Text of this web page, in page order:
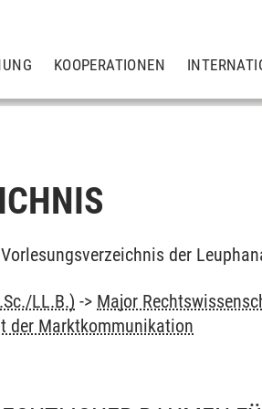
KOOPERATIONEN
der
LL.B.) -> Major
der Marktkommunikation